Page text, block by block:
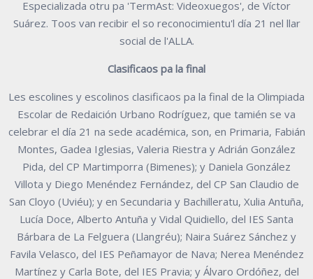
Especializada otru pa 'TermAst: Videoxuegos', de Víctor
Suárez. Toos van recibir el so reconocimientu'l día 21 nel llar
social de l'ALLA.
Clasificaos pa la final
Les escolines y escolinos clasificaos pa la final de la Olimpiada
Escolar de Redaición Urbano Rodríguez, que tamién se va
celebrar el día 21 na sede académica, son, en Primaria, Fabián
Montes, Gadea Iglesias, Valeria Riestra y Adrián González
Pida, del CP Martimporra (Bimenes); y Daniela González
Villota y Diego Menéndez Fernández, del CP San Claudio de
San Cloyo (Uviéu); y en Secundaria y Bachilleratu, Xulia Antuña,
Lucía Doce, Alberto Antuña y Vidal Quidiello, del IES Santa
Bárbara de La Felguera (Llangréu); Naira Suárez Sánchez y
Favila Velasco, del IES Peñamayor de Nava; Nerea Menéndez
Martínez y Carla Bote, del IES Pravia; y Álvaro Ordóñez, del